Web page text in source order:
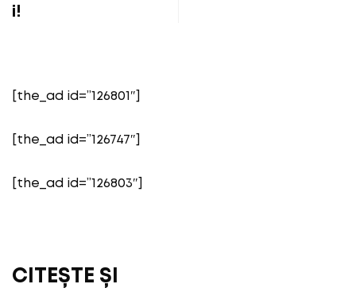
i!
[the_ad id=”126801″]
[the_ad id=”126747″]
[the_ad id=”126803″]
CITEȘTE ȘI